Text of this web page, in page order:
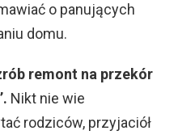
o panujących
domu.
remont na przekór
Nikt nie wie
rodziców, przyjaciół